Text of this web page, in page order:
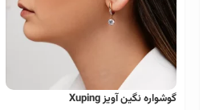
گوشواره نگین آویز Xuping